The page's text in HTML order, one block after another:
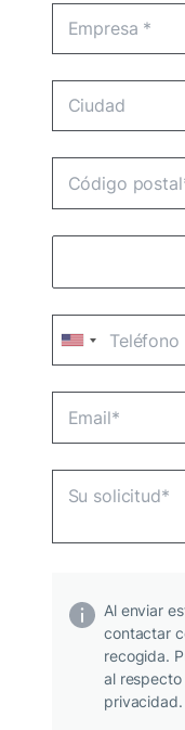
Al enviar
contactar
recogida.
al
privacidad.